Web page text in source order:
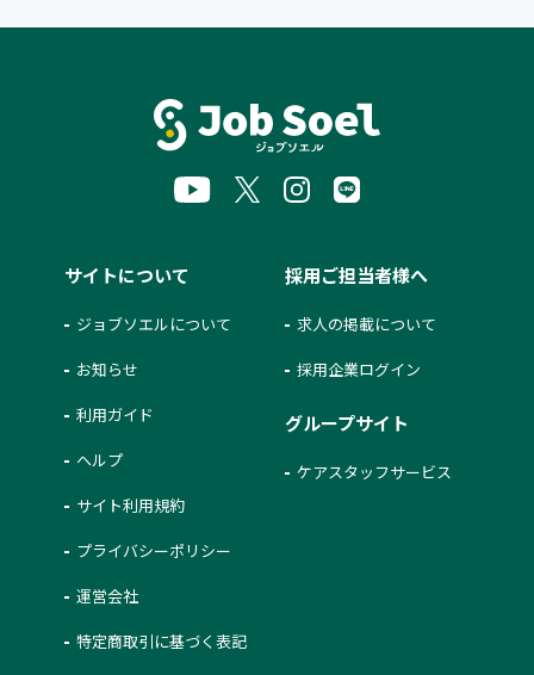
サイトについて
ジョブソエルについて
お知らせ
利用ガイド
ヘルプ
サイト利用規約
プライバシーポリシー
運営会社
特定商取引に基づく表記
採用ご担当者様へ
求人の掲載について
採用企業ログイン
グループサイト
ケアスタッフサービス